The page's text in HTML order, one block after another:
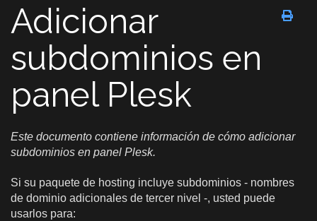
Adicionar
subdominios en
panel Plesk
Este documento contiene información de cómo adicionar
subdominios en panel Plesk.
Si su paquete de hosting incluye subdominios - nombres
de dominio adicionales de tercer nivel -, usted puede
usarlos para: